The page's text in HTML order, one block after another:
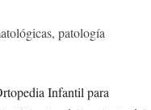
patología
Infantil para